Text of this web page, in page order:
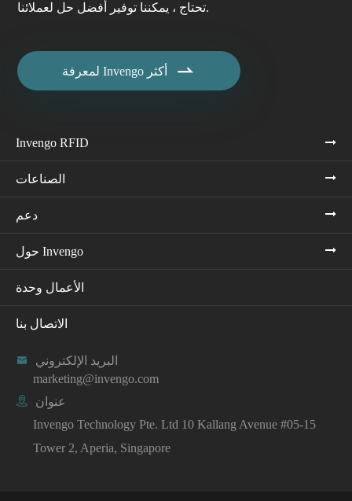
تحتاج ، يمكننا توفير أفضل حل لعملائنا.
لمعرفة Invengo أكثر 
Invengo RFID
الصناعات
دعم
حول Invengo
الأعمال وحدة
الاتصال بنا

البريد الإلكتروني
marketing@invengo.com

عنوان
Invengo Technology Pte. Ltd 10 Kallang Avenue #05-15
Tower 2, Aperia, Singapore